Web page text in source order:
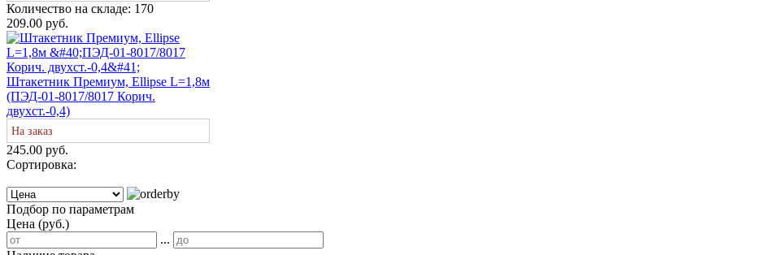
Количество на складе: 170
209.00 руб.
Штакетник Премиум, Ellipse L=1,8м
(ПЭД-01-8017/8017 Корич.
двухст.-0,4)
На заказ
245.00 руб.
Сортировка:
Подбор по параметрам
Цена (руб.)
...